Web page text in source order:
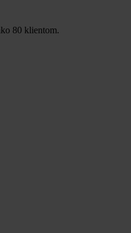
80 klientom.